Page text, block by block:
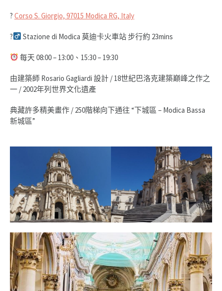
? Corso S. Giorgio, 97015 Modica RG, Italy
?‍ Stazione di Modica 莫迪卡火車站 步行約 23mins
每天 08:00 – 13:00、15:30 – 19:30
由建築師 Rosario Gagliardi 設計 / 18世紀巴洛克建築巔峰之作之
一 / 2002年列世界文化遺產
典藏許多精美畫作 / 250階梯向下通往 “下城區 – Modica Bassa
新城區”